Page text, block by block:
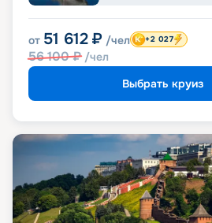
от 51 612 ₽ /чел
56 100₽ /чел
+2 027
Выбрать круиз